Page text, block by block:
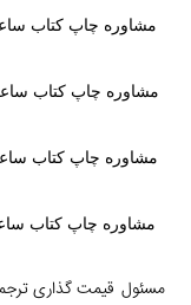
مشاوره چاپ کتاب
مشاوره چاپ کتاب
مشاوره چاپ کتاب
مشاوره چاپ کتاب
مسئول قیمت گذاری